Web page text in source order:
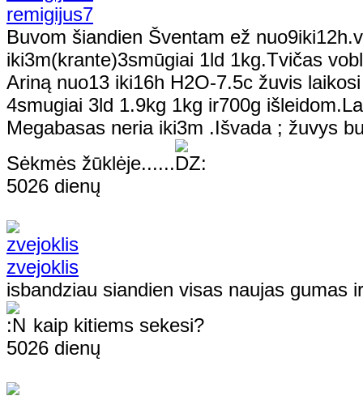
remigijus7
Buvom šiandien Šventam ež
iki3m(krante)3smūgiai 1ld 1kg.Tvičas
Ariną nuo13 iki16h H2O-7.5c žuvis
4smugiai 3ld 1.9kg 1kg ir700g
Megabasas neria iki3m .Išvada ; žuvys
Sėkmės žūklėje......
5026 dienų
zvejoklis
isbandziau siandien visas naujas gumas
kaip kitiems sekesi?
5026 dienų